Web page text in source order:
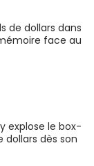
de dollars dans
face au
explose le box-
dès son